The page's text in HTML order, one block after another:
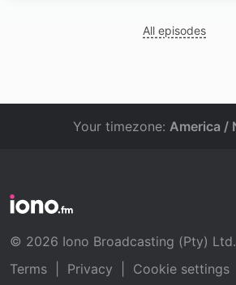
All episodes
Your timezone: America /
© 2026 Iono Broadcasting (Pty) Ltd.
Terms
Privacy
Cookie settings